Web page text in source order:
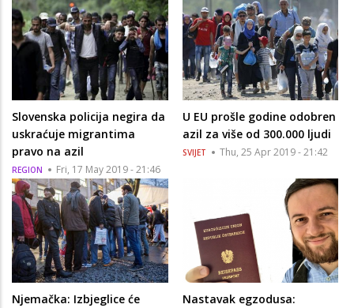
Slovenska policija negira da
uskraćuje migrantima
pravo na azil
REGION Fri, 17 May 2019 - 21:46
U EU prošle godine odobren
azil za više od 300.000 ljudi
SVIJET Thu, 25 Apr 2019 - 21:42
Njemačka: Izbjeglice će
Nastavak egzodusa: